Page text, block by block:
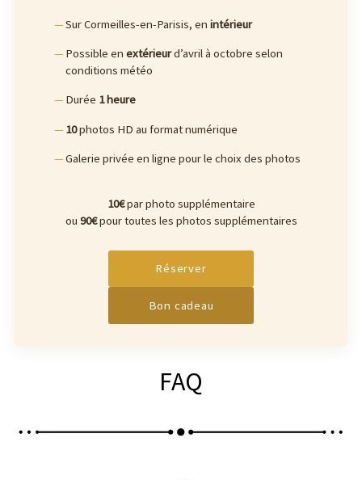
Sur Cormeilles-en-Parisis, enintérieur
Possible enextérieurd’avril à octobre selon
conditions météo
Durée 1 heure
10photos HD au format numérique
Galerie privée en ligne pour le choix des photos
10€par photo supplémentaire
ou 90€pour toutes les photos supplémentaires
Réserver
Bon cadeau
FAQ